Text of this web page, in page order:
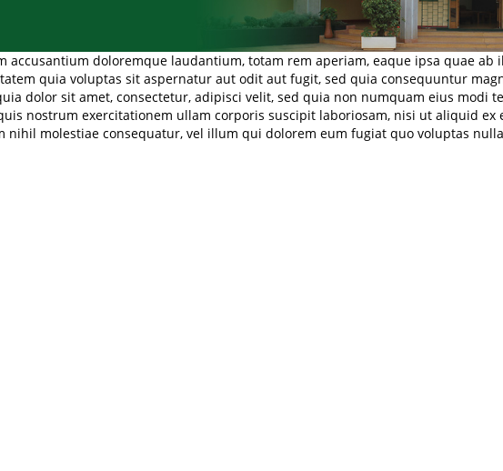
doloremque laudantium, totam rem aperiam, eaque ipsa quae
quia voluptas sit aspernatur aut odit aut fugit, sed quia consequuntur
dolor sit amet, consectetur, adipisci velit, sed quia non numquam eius modi
nostrum exercitationem ullam corporis suscipit laboriosam, nisi ut aliquid ex
molestiae consequatur, vel illum qui dolorem eum fugiat quo voluptas